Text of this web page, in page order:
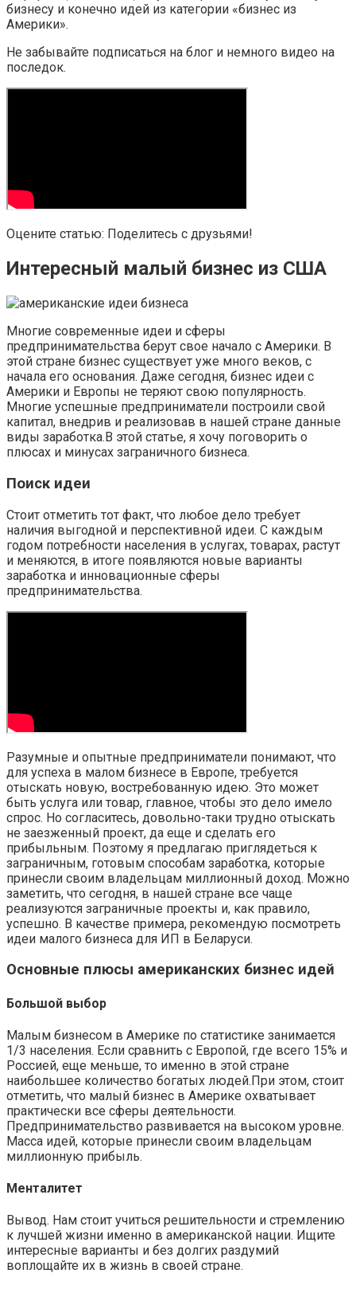
бизнесу и конечно идей из категории «бизнес из
Америки».
Не забывайте подписаться на блог и немного видео на
последок.
Оцените статью: Поделитесь с друзьями!
Интересный малый бизнес из США
Многие современные идеи и сферы
предпринимательства берут свое начало с Америки. В
этой стране бизнес существует уже много веков, с
начала его основания. Даже сегодня, бизнес идеи с
Америки и Европы не теряют свою популярность.
Многие успешные предприниматели построили свой
капитал, внедрив и реализовав в нашей стране данные
виды заработка.В этой статье, я хочу поговорить о
плюсах и минусах заграничного бизнеса.
Поиск идеи
Стоит отметить тот факт, что любое дело требует
наличия выгодной и перспективной идеи. С каждым
годом потребности населения в услугах, товарах, растут
и меняются, в итоге появляются новые варианты
заработка и инновационные сферы
предпринимательства.
Разумные и опытные предприниматели понимают, что
для успеха в малом бизнесе в Европе, требуется
отыскать новую, востребованную идею. Это может
быть услуга или товар, главное, чтобы это дело имело
спрос. Но согласитесь, довольно-таки трудно отыскать
не заезженный проект, да еще и сделать его
прибыльным. Поэтому я предлагаю приглядеться к
заграничным, готовым способам заработка, которые
принесли своим владельцам миллионный доход. Можно
заметить, что сегодня, в нашей стране все чаще
реализуются заграничные проекты и, как правило,
успешно. В качестве примера, рекомендую посмотреть
идеи малого бизнеса для ИП в Беларуси.
Основные плюсы американских бизнес идей
Большой выбор
Малым бизнесом в Америке по статистике занимается
1/3 населения. Если сравнить с Европой, где всего 15% и
Россией, еще меньше, то именно в этой стране
наибольшее количество богатых людей.При этом, стоит
отметить, что малый бизнес в Америке охватывает
практически все сферы деятельности.
Предпринимательство развивается на высоком уровне.
Масса идей, которые принесли своим владельцам
миллионную прибыль.
Менталитет
Вывод. Нам стоит учиться решительности и стремлению
к лучшей жизни именно в американской нации. Ищите
интересные варианты и без долгих раздумий
воплощайте их в жизнь в своей стране.